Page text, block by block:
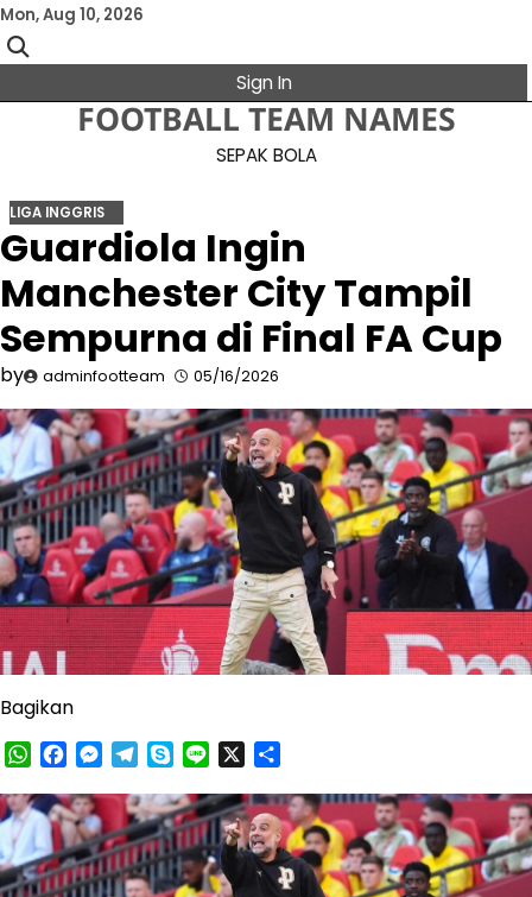
Skip
to
content
Mon, Aug 10, 2026
Sign In
FOOTBALL TEAM NAMES
SEPAK BOLA
LIGA INGGRIS
Guardiola Ingin
Manchester City Tampil
Sempurna di Final FA Cup
by adminfootteam 05/16/2026
Bagikan
WhatsApp
Facebook
Messenger
Telegram
SkypeLine